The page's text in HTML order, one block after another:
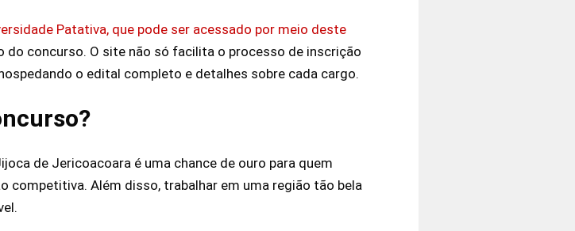
Patativa, que pode ser acessado por meio deste
do concurso. O site não só facilita o processo de inscrição
o edital completo e detalhes sobre cada cargo.
de Jericoacoara é uma chance de ouro para quem
competitiva. Além disso, trabalhar em uma região tão bela